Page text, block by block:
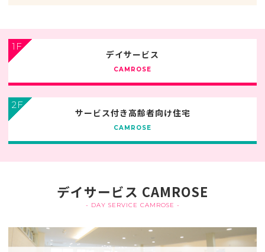
1F
デイサービス
CAMROSE
2F
サービス付き高齢者向け住宅
CAMROSE
デイサービス CAMROSE
- DAY SERVICE CAMROSE -